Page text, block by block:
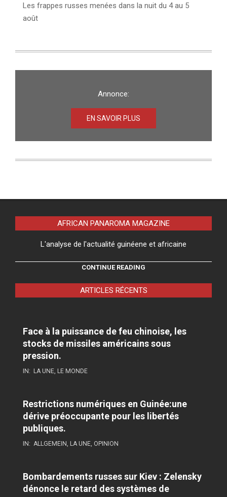
Les frappes russes menées dans la nuit du 4 au 5
août
Annonce:
EN SAVOIR PLUS
AFRICAN PANAROMA MAGAZINE
L'analyse de l'actualité guinéene et africaine
CONTINUE READING
ARTICLES RÉCENTS
Face à la puissance de feu chinoise, les
stocks de missiles américains sous
pression.
IN: LA UNE, LE MONDE
Restrictions numériques en Guinée:une
dérive préoccupante pour les libertés
publiques.
IN: ALLGEMEIN, LA UNE, OPINION
Bombardements russes sur Kiev : Zelensky
dénonce le retard des systèmes de